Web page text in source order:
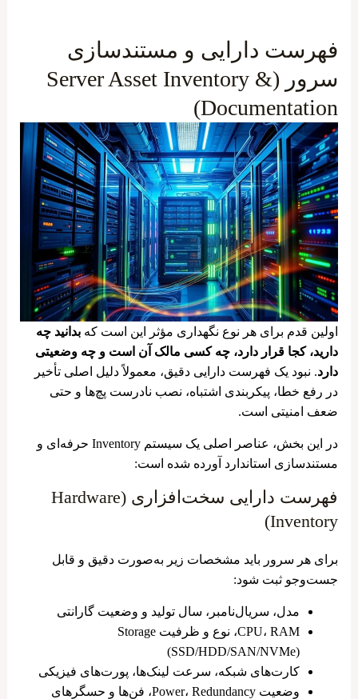
فهرست دارایی و مستندسازی
سرور (Server Asset Inventory &
Documentation)
اولین قدم برای هر نوع نگهداری مؤثر این است که بدانید چه
دارید، کجا قرار دارد، چه کسی مالک آن است و چه وضعیتی
دارد. نبود یک فهرست دارایی دقیق، معمولاً‌ دلیل اصلی تأخیر
در رفع خطا، پیکربندی اشتباه، نصب نادرست پچ‌ها و حتی
ضعف امنیتی است.
در این بخش، عناصر اصلی یک سیستم Inventory حرفه‌ای و
مستندسازی استاندارد آورده شده است:
فهرست دارایی سخت‌افزاری (Hardware
Inventory)
برای هر سرور باید مشخصات زیر به‌صورت دقیق و قابل
جست‌وجو ثبت شود:
مدل، سریال‌نامبر، سال تولید و وضعیت گارانتی
CPU، RAM، نوع و ظرفیت Storage
(SSD/HDD/SAN/NVMe)
کارت‌های شبکه، سرعت لینک‌ها، پورت‌های فیزیکی
وضعیت Power، Redundancy، فن‌ها و حسگرهای